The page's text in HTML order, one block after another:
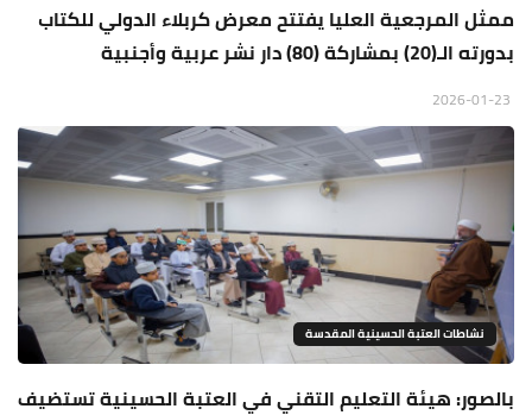
ممثل المرجعية العليا يفتتح معرض كربلاء الدولي للكتاب
بدورته الـ(20) بمشاركة (80) دار نشر عربية وأجنبية
نشاطات العتبة الحسينية المقدسة
بالصور: هيئة التعليم التقني في العتبة الحسينية تستضيف